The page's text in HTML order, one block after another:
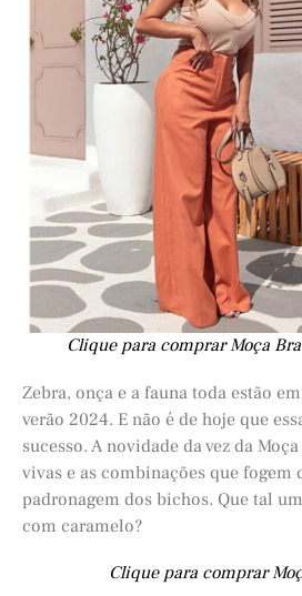
Clique para comprar Moça
Zebra, onça e a fauna toda estão
verão 2024. E não é de hoje que
sucesso. A novidade da vez da
vivas e as combinações que fogem
padronagem dos bichos. Que tal
com caramelo?
Clique para comprar